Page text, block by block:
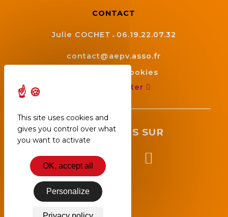
CONTACT
Julie COCHET 06.19.22.07.32
contact@aepv.asso.fr
Gestion des cookies
Nous contacter
SUIVEZ NOUS SUR
This site uses cookies and
gives you control over what
you want to activate
OK, accept all
Personalize